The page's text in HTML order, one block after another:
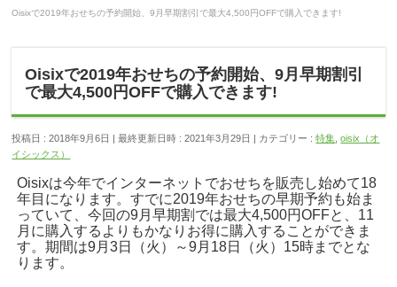
Oisixで2019年おせちの予約開始、9月早期割引で最大4,500円OFFで購入できます!
Oisixで2019年おせちの予約開始、9月早期割引
で最大4,500円OFFで購入できます!
投稿日 : 2018年9月6日 最終更新日時 : 2021年3月29日 カテゴリー :特集 ,oisix（オ
イシックス）
Oisixは今年でインターネットでおせちを販売し始めて18
年目になります。すでに2019年おせちの早期予約も始ま
っていて、今回の9月早期割では最大4,500円OFFと、11
月に購入するよりもかなりお得に購入することができま
す。期間は9月3日（火）～9月18日（火）15時までとな
ります。